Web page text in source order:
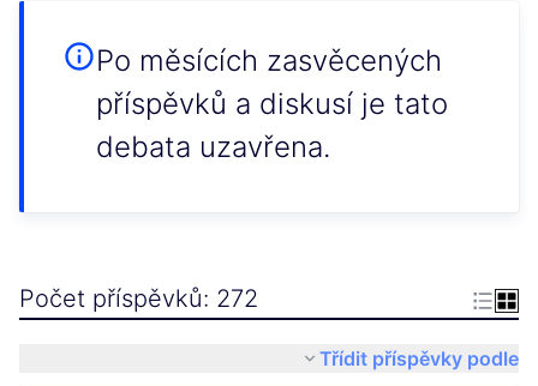
Po měsících zasvěcených
příspěvků a diskusí je tato
debata uzavřena.
Počet příspěvků: 272
Třídit příspěvky podle